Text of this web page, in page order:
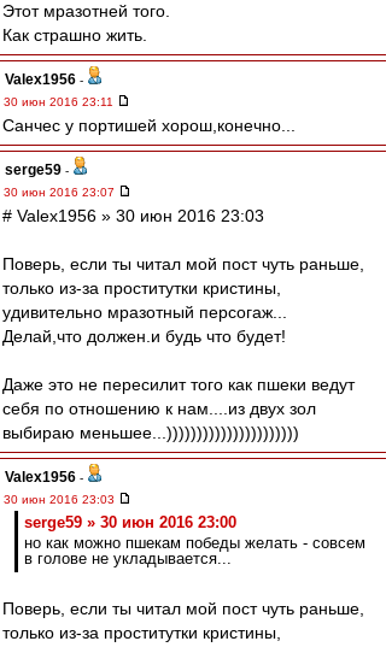
Этот мразотней того.
Как страшно жить.
Valex1956 -
30 июн 2016 23:11
Санчес у портишей хорош,конечно...
serge59 -
30 июн 2016 23:07
# Valex1956 » 30 июн 2016 23:03
Поверь, если ты читал мой пост чуть раньше,
только из-за проститутки кристины,
удивительно мразотный персогаж...
Делай,что должен.и будь что будет!
Даже это не пересилит того как пшеки ведут
себя по отношению к нам....из двух зол
выбираю меньшее...))))))))))))))))))))))
Valex1956 -
30 июн 2016 23:03
serge59 » 30 июн 2016 23:00
но как можно пшекам победы желать - совсем
в голове не укладывается...
Поверь, если ты читал мой пост чуть раньше,
только из-за проститутки кристины,